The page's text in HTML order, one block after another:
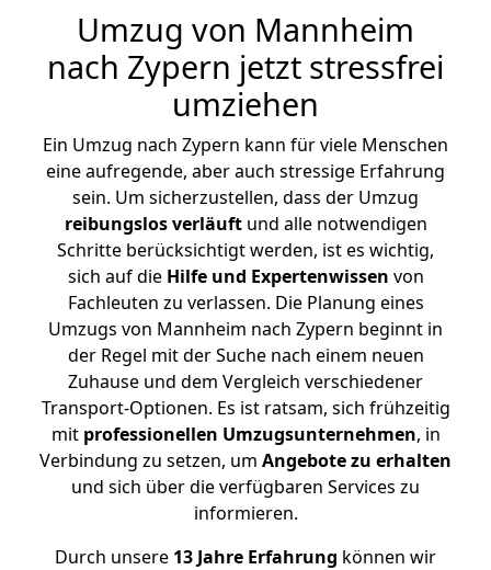
Umzug von Mannheim
nach Zypern jetzt stressfrei
umziehen
Ein Umzug nach Zypern kann für viele Menschen
eine aufregende, aber auch stressige Erfahrung
sein. Um sicherzustellen, dass der Umzug
reibungslos verläuftund alle notwendigen
Schritte berücksichtigt werden, ist es wichtig,
sich auf die Hilfe und Expertenwissen von
Fachleuten zu verlassen. Die Planung eines
Umzugs von Mannheim nach Zypern beginnt in
der Regel mit der Suche nach einem neuen
Zuhause und dem Vergleich verschiedener
Transport-Optionen. Es ist ratsam, sich frühzeitig
mit professionellen Umzugsunternehmen, in
Verbindung zu setzen, um Angebote zu erhalten
und sich über die verfügbaren Services zu
informieren.
Durch unsere 13 Jahre Erfahrung können wir